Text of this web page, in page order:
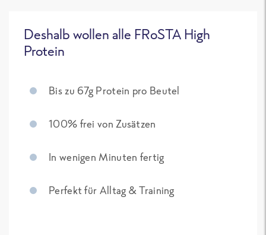
Deshalb wollen alle FRoSTA High
Protein
Bis zu 67g Protein pro Beutel
100% frei von Zusätzen
In wenigen Minuten fertig
Perfekt für Alltag & Training